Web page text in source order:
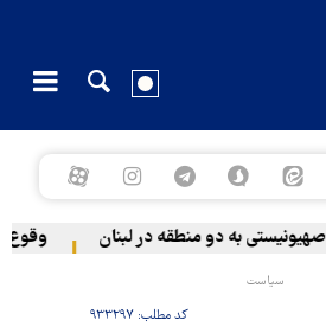
به دو منطقه در لبنان وقوع
سیاست
کد مطلب:۹۳۳۲۹۷